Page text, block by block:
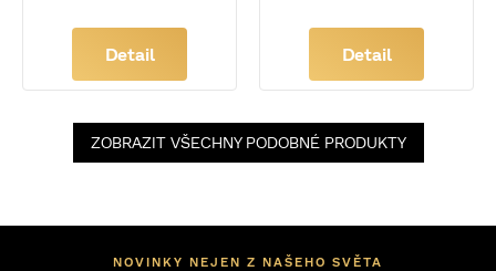
Detail Detail
ZOBRAZIT VŠECHNY PODOBNÉ PRODUKTY
NOVINKY NEJEN Z NAŠEHO SVĚTA